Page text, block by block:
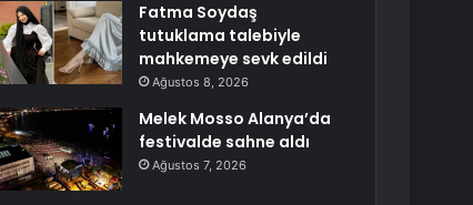
Fatma Soydaş
tutuklama talebiyle
mahkemeye sevk edildi
Ağustos 8, 2026
Melek Mosso Alanya’da
festivalde sahne aldı
Ağustos 7, 2026